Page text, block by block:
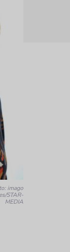
imago
STAR-
MEDIA